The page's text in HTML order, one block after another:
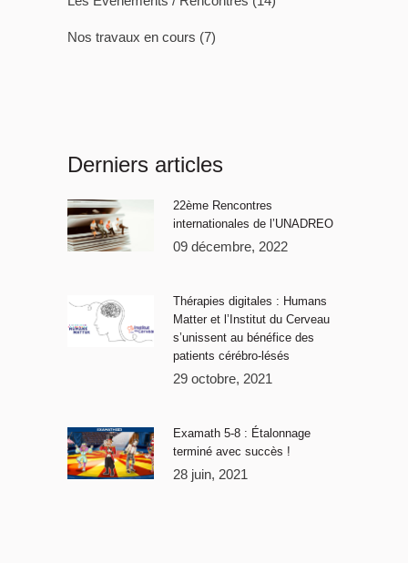
Nos travaux en cours (7)
Derniers articles
22ème Rencontres
internationales de l’UNADREO
09 décembre, 2022
Thérapies digitales : Humans
Matter et l’Institut du Cerveau
s’unissent au bénéfice des
patients cérébro-lésés
29 octobre, 2021
Examath 5-8 : Étalonnage
terminé avec succès !
28 juin, 2021